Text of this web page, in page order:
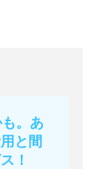
。あ
と間
！